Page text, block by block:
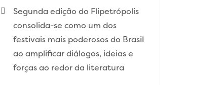
Segunda edição do Flipetrópolis
consolida-se como um dos
festivais mais poderosos do Brasil
ao amplificar diálogos, ideias e
forças ao redor da literatura